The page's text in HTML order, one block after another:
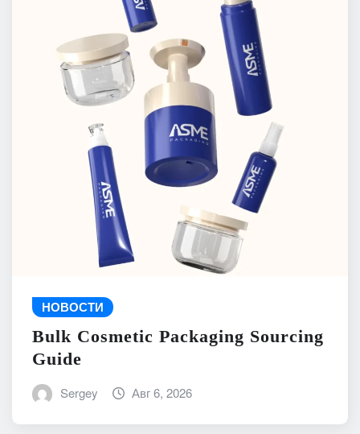
НОВОСТИ
Bulk Cosmetic Packaging Sourcing
Guide
Sergey Авг 6, 2026